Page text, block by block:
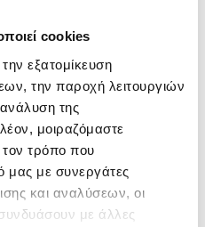
cookies
εξατομίκευση
την παροχή λειτουργιών
της
μοιραζόμαστε
τρόπο που
μας με συνεργάτες
και αναλύσεων, οι
με άλλες
- Ισπανία